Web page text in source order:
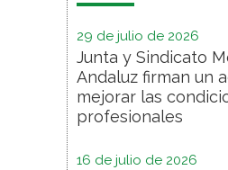
29 de julio de 2026
Junta y Sindicato
Andaluz firman un
mejorar las
profesionales
16 de julio de 2026